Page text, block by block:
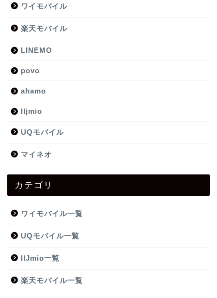
ワイモバイル
楽天モバイル
LINEMO
povo
ahamo
IIjmio
UQモバイル
マイネオ
カテゴリ
ワイモバイル一覧
UQモバイル一覧
IIJmio一覧
楽天モバイル一覧